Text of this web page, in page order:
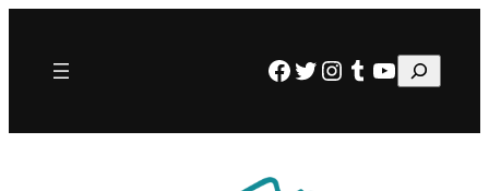
tartalomhoz
Facebook
Twitter
Instagram
Tumblr
YouTube
Keresés